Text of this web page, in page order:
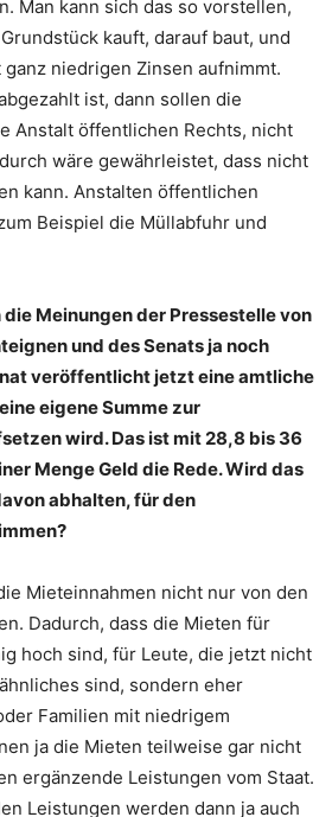
Man kann sich das so vorstellen,
kauft, darauf baut, und
niedrigen Zinsen aufnimmt.
ist, dann sollen die
Anstalt öffentlichen Rechts, nicht
wäre gewährleistet, dass nicht
kann. Anstalten öffentlichen
Beispiel die Müllabfuhr und
Meinungen der Pressestelle von
und des Senats ja noch
veröffentlicht jetzt eine amtliche
eigene Summe zur
wird. Das ist mit 28,8 bis 36
Menge Geld die Rede. Wird das
abhalten, für den
Mieteinnahmen nicht nur von den
Dadurch, dass die Mieten für
hoch sind, für Leute, die jetzt nicht
sind, sondern eher
Familien mit niedrigem
ja die Mieten teilweise gar nicht
ergänzende Leistungen vom Staat.
Leistungen werden dann ja auch